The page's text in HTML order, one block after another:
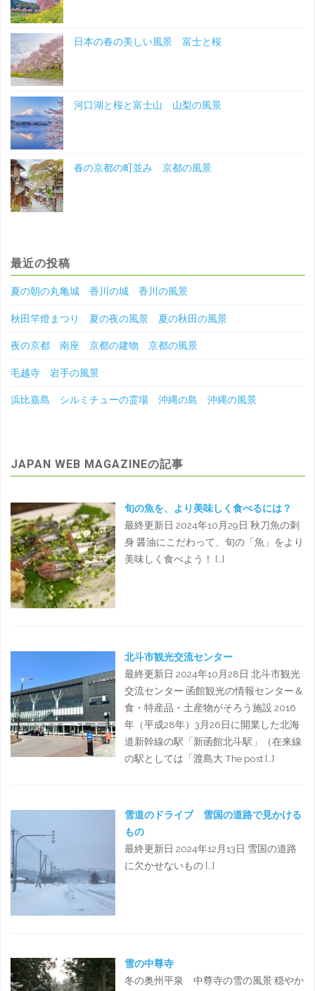
日本の春の美しい風景 富士と桜
河口湖と桜と富士山 山梨の風景
春の京都の町並み 京都の風景
最近の投稿
夏の朝の丸亀城 香川の城 香川の風景
秋田竿燈まつり 夏の夜の風景 夏の秋田の風景
夜の京都 南座 京都の建物 京都の風景
毛越寺 岩手の風景
浜比嘉島 シルミチューの霊場 沖縄の島 沖縄の風景
JAPAN WEB MAGAZINEの記事
旬の魚を、より美味しく食べるには？
最終更新日 2024年10月29日 秋刀魚の刺
身 醤油にこだわって、旬の「魚」をより
美味しく食べよう！ […]
北斗市観光交流センター
最終更新日 2024年10月28日 北斗市観光
交流センター 函館観光の情報センター＆
食・特産品・土産物がそろう施設 2016
年（平成28年）3月26日に開業した北海
道新幹線の駅「新函館北斗駅」（在来線
の駅としては「渡島大 The post […]
雪道のドライブ 雪国の道路で見かける
もの
最終更新日 2024年12月13日 雪国の道路
に欠かせないもの […]
雪の中尊寺
冬の奥州平泉 中尊寺の雪の風景 穏やか